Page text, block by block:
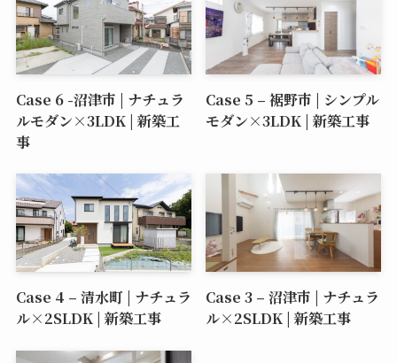
Case 6 -沼津市 | ナチュラ
ルモダン×3LDK | 新築工
事
Case 5 – 裾野市 | シンプル
モダン×3LDK | 新築工事
Case 4 – 清水町 | ナチュラ
ル×2SLDK | 新築工事
Case 3 – 沼津市 | ナチュラ
ル×2SLDK | 新築工事